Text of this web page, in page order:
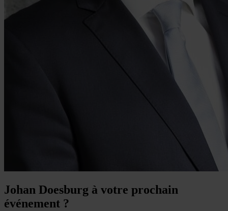
Johan Doesburg à votre prochain
événement ?